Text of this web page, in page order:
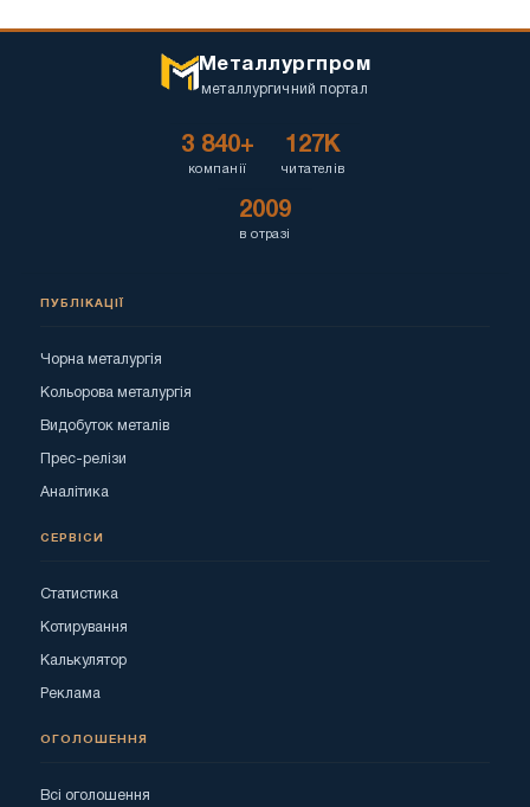
Металлургпром
металлургичний портал
3 840+
компанії
127K
читателів
2009
в отразі
ПУБЛІКАЦІЇ
Чорна металургія
Кольорова металургія
Видобуток металів
Прес-релізи
Аналітика
СЕРВІСИ
Статистика
Котирування
Калькулятор
Реклама
ОГОЛОШЕННЯ
Всі оголошення